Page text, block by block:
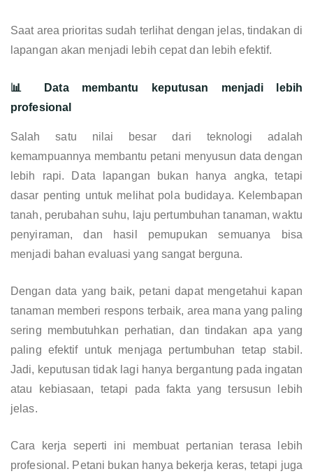
Saat area prioritas sudah terlihat dengan jelas, tindakan di
lapangan akan menjadi lebih cepat dan lebih efektif.
📊 Data membantu keputusan menjadi lebih
profesional
Salah satu nilai besar dari teknologi adalah
kemampuannya membantu petani menyusun data dengan
lebih rapi. Data lapangan bukan hanya angka, tetapi
dasar penting untuk melihat pola budidaya. Kelembapan
tanah, perubahan suhu, laju pertumbuhan tanaman, waktu
penyiraman, dan hasil pemupukan semuanya bisa
menjadi bahan evaluasi yang sangat berguna.
Dengan data yang baik, petani dapat mengetahui kapan
tanaman memberi respons terbaik, area mana yang paling
sering membutuhkan perhatian, dan tindakan apa yang
paling efektif untuk menjaga pertumbuhan tetap stabil.
Jadi, keputusan tidak lagi hanya bergantung pada ingatan
atau kebiasaan, tetapi pada fakta yang tersusun lebih
jelas.
Cara kerja seperti ini membuat pertanian terasa lebih
profesional. Petani bukan hanya bekerja keras, tetapi juga